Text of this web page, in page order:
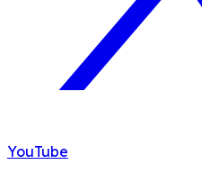
YouTube